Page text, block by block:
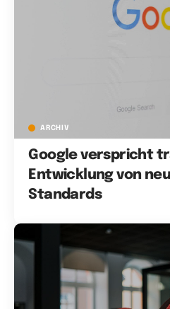
ARCHIV
Google verspricht
Entwicklung von
Standards